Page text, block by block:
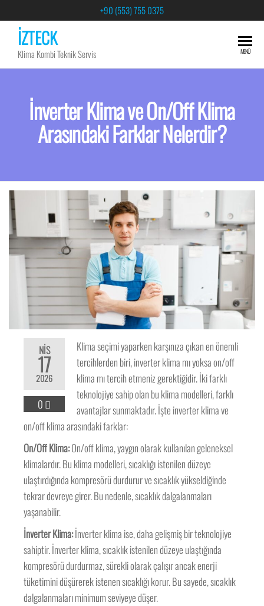
+90 (553) 755 0375
İZTECK
Klima Kombi Teknik Servis MENÜ
İnverter Klima ve On/Off Klima
Arasındaki Farklar Nelerdir?
NIS
17
2026
0
Klima seçimi yaparken karşınıza çıkan en önemli
tercihlerden biri, inverter klima mı yoksa on/off
klima mı tercih etmeniz gerektiğidir. İki farklı
teknolojiye sahip olan bu klima modelleri, farklı
avantajlar sunmaktadır. İşte inverter klima ve
on/off klima arasındaki farklar:
On/Off Klima:On/off klima, yaygın olarak kullanılan geleneksel
klimalardır. Bu klima modelleri, sıcaklığı istenilen düzeye
ulaştırdığında kompresörü durdurur ve sıcaklık yükseldiğinde
tekrar devreye girer. Bu nedenle, sıcaklık dalgalanmaları
yaşanabilir.
İnverter Klima:İnverter klima ise, daha gelişmiş bir teknolojiye
sahiptir. İnverter klima, sıcaklık istenilen düzeye ulaştığında
kompresörü durdurmaz, sürekli olarak çalışır ancak enerji
tüketimini düşürerek istenen sıcaklığı korur. Bu sayede, sıcaklık
dalgalanmaları minimum seviyeye düşer.